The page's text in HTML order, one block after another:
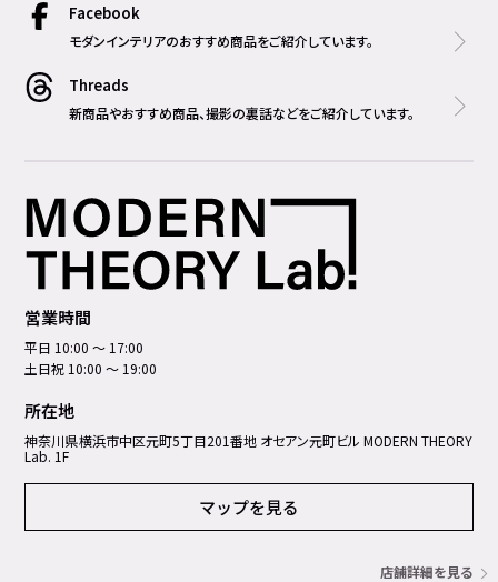
Facebook
モダンインテリアのおすすめ商品をご紹介しています。
Threads
新商品やおすすめ商品、撮影の裏話などをご紹介しています。
営業時間
平日 10:00 ～ 17:00
土日祝 10:00 ～ 19:00
所在地
神奈川県横浜市中区元町5丁⽬201番地 オセアン元町ビル MODERN THEORY
Lab. 1F
マップを見る
店舗詳細を見る